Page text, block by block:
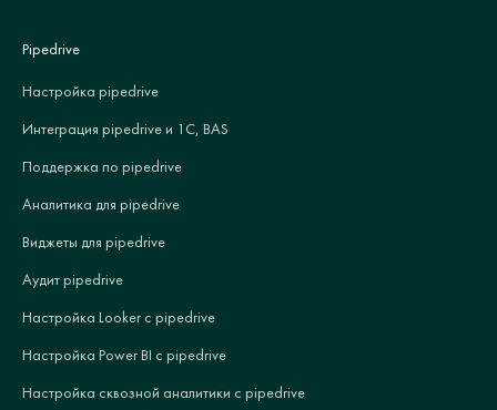
Pipedrive
Настройка pipedrive
Интеграция pipedrive и 1С, BAS
Поддержка по pipedrive
Аналитика для pipedrive
Виджеты для pipedrive
Аудит pipedrive
Настройка Looker с pipedrive
Настройка Power BI с pipedrive
Настройка сквозной аналитики с pipedrive